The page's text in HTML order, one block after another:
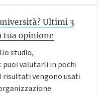
Ultimi 3
tua opinione
studio,
puoi valutarli in pochi
risultati vengono usati